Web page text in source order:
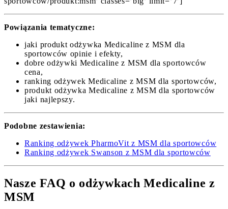
Powiązania tematyczne:
jaki produkt odżywka Medicaline z MSM dla
sportowców opinie i efekty,
dobre odżywki Medicaline z MSM dla sportowców
cena,
ranking odżywek Medicaline z MSM dla sportowców,
produkt odżywka Medicaline z MSM dla sportowców
jaki najlepszy.
Podobne zestawienia:
Ranking odżywek PharmoVit z MSM dla sportowców
Ranking odżywek Swanson z MSM dla sportowców
Nasze FAQ o odżywkach Medicaline z
MSM